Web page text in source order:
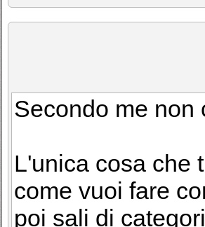
Secondo me non
L'unica cosa che
come vuoi fare
poi sali di